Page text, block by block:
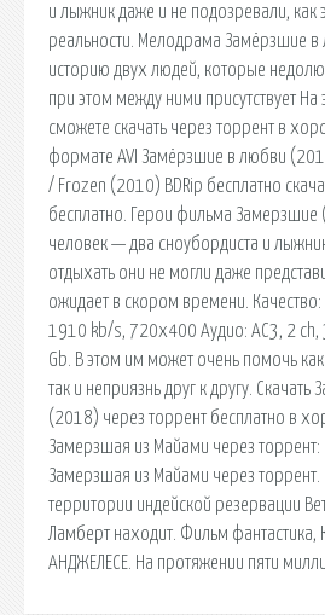
и лыжник даже и не подозревали, как
реальности. Мелодрама Замёрзшие в
историю двух людей, которые
при этом между ними присутствует На
сможете скачать через торрент в
формате AVI Замёрзшие в любви
/ Frozen (2010) BDRip бесплатно
бесплатно. Герои фильма
человек — два сноубордиста и
отдыхать они не могли даже
ожидает в скором времени. Качество:
1910 kb/s, 720x400 Аудио: AC3, 2
Gb. В этом им может очень помочь
так и неприязнь друг к другу.
(2018) через торрент бесплатно в
Замерзшая из Майами через торрент:
Замерзшая из Майами через торрент.
территории индейской резервации
Ламберт находит. Фильм
АНДЖЕЛЕСЕ. На протяжении пяти